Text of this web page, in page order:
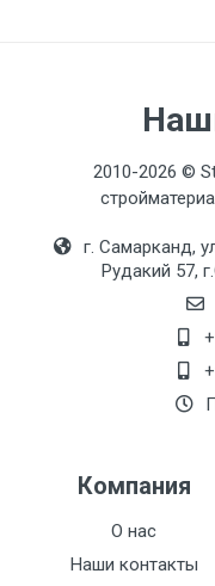
2010-2026 ©
г. Самарканд,
Рудакий 57,
Компания
О нас
Наши контакты